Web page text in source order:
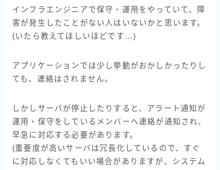
インフラエンジニアで保守・運用をやっていて、障
害が発生したことがない人はいないかと思います。
(いたら教えてほしいほどです…)
アプリケーションでは少し挙動がおかしかったりし
ても、連絡はされません。
しかしサーバが停止したりすると、アラート通知が
運用・保守をしているメンバーへ連絡が通知され、
早急に対応する必要があります。
(重要度が高いサーバは冗長化しているので、すぐ
に対応しなくてもいい場合がありますが、システム